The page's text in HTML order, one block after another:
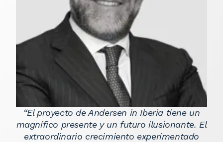
“El proyecto de Andersen in Iberia tiene un
magnífico presente y un futuro ilusionante. El
extraordinario crecimiento experimentado